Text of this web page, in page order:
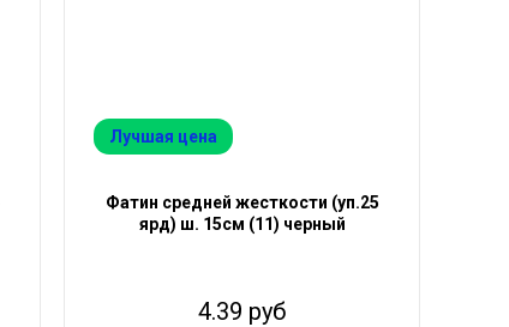
Лучшая цена
Фатин средней жесткости (уп.25
ярд) ш. 15см (11) черный
4.39 руб